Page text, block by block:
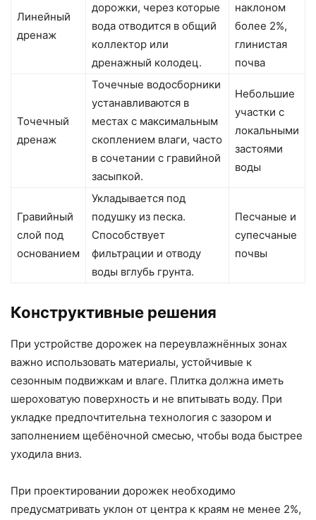
Линейный
дренаж
дорожки, через которые
вода отводится в общий
коллектор или
дренажный колодец.
наклоном
более 2%,
глинистая
почва
Точечный
дренаж
Точечные водосборники
устанавливаются в
местах с максимальным
скоплением влаги, часто
в сочетании с гравийной
засыпкой.
Небольшие
участки с
локальными
застоями
воды
Гравийный
слой под
основанием
Укладывается под
подушку из песка.
Способствует
фильтрации и отводу
воды вглубь грунта.
Песчаные и
супесчаные
почвы
Конструктивные решения
При устройстве дорожек на переувлажнённых зонах
важно использовать материалы, устойчивые к
сезонным подвижкам и влаге. Плитка должна иметь
шероховатую поверхность и не впитывать воду. При
укладке предпочтительна технология с зазором и
заполнением щебёночной смесью, чтобы вода быстрее
уходила вниз.
При проектировании дорожек необходимо
предусматривать уклон от центра к краям не менее 2%,